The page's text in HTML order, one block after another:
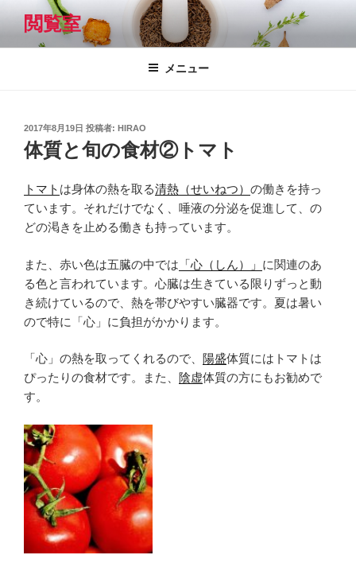
テ
閲覧室
メニュー
投
稿
日:
2017年8月19日 投稿者: HIRAO
体質と旬の食材②トマト
トマト は身体の熱を取る清熱（せいねつ） の働きを持っ
ています。それだけでなく、唾液の分泌を促進して、の
どの渇きを止める働きも持っています。
また、赤い色は五臓の中では 「心（しん）」 に関連のあ
る色と言われています。心臓は生きている限りずっと動
き続けているので、熱を帯びやすい臓器です。夏は暑い
ので特に「心」に負担がかかります。
「心」の熱を取ってくれるので、 陽盛体質にはトマトは
ぴったりの食材です。また、 陰虚体質の方にもお勧めで
す。